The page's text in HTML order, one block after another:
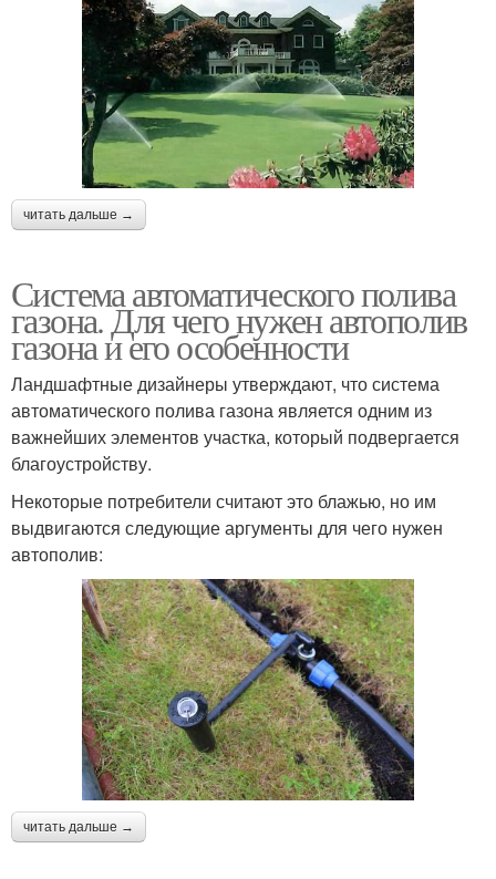
читать дальше →
Система автоматического полива
газона. Для чего нужен автополив
газона и его особенности
Ландшафтные дизайнеры утверждают, что система
автоматического полива газона является одним из
важнейших элементов участка, который подвергается
благоустройству.
Некоторые потребители считают это блажью, но им
выдвигаются следующие аргументы для чего нужен
автополив:
читать дальше →